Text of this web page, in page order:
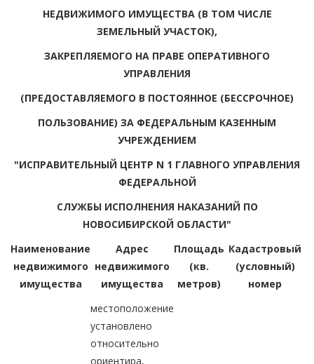
НЕДВИЖИМОГО ИМУЩЕСТВА (В ТОМ ЧИСЛЕ
ЗЕМЕЛЬНЫЙ УЧАСТОК),
ЗАКРЕПЛЯЕМОГО НА ПРАВЕ ОПЕРАТИВНОГО
УПРАВЛЕНИЯ
(ПРЕДОСТАВЛЯЕМОГО В ПОСТОЯННОЕ (БЕССРОЧНОЕ)
ПОЛЬЗОВАНИЕ) ЗА ФЕДЕРАЛЬНЫМ КАЗЕННЫМ
УЧРЕЖДЕНИЕМ
"ИСПРАВИТЕЛЬНЫЙ ЦЕНТР N 1 ГЛАВНОГО УПРАВЛЕНИЯ
ФЕДЕРАЛЬНОЙ
СЛУЖБЫ ИСПОЛНЕНИЯ НАКАЗАНИЙ ПО
НОВОСИБИРСКОЙ ОБЛАСТИ"
Наименование
недвижимого
имущества
Адрес
недвижимого
имущества
Площадь
(кв.
метров)
Кадастровый
(условный)
номер
местоположение
установлено
относительно
ориентира,